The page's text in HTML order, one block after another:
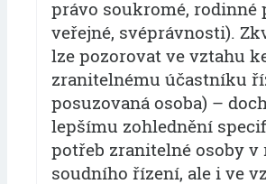
právo soukromé, rodinné
veřejné, svéprávnosti).
lze pozorovat ve vztahu
zranitelnému účastníku
posuzovaná osoba) –
lepšímu zohlednění
potřeb zranitelné osoby v
soudního řízení, ale i ve